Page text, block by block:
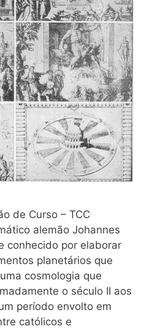
de Curso – TCC
alemão Johannes
conhecido por elaborar
planetários que
cosmologia que
o século II aos
período envolto em
católicos e